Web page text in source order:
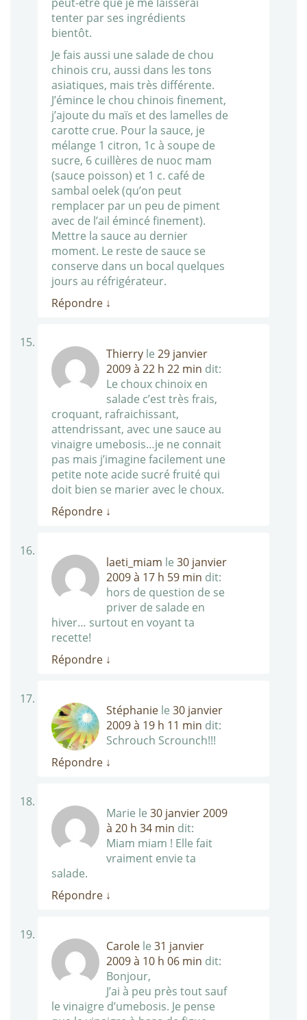
peut-être que je me laisserai
tenter par ses ingrédients
bientôt.
Je fais aussi une salade de chou
chinois cru, aussi dans les tons
asiatiques, mais très différente.
J’émince le chou chinois finement,
j’ajoute du maïs et des lamelles de
carotte crue. Pour la sauce, je
mélange 1 citron, 1c à soupe de
sucre, 6 cuillères de nuoc mam
(sauce poisson) et 1 c. café de
sambal oelek (qu’on peut
remplacer par un peu de piment
avec de l’ail émincé finement).
Mettre la sauce au dernier
moment. Le reste de sauce se
conserve dans un bocal quelques
jours au réfrigérateur.
Répondre ↓
Thierry le 29 janvier
2009 à 22 h 22 min dit:
Le choux chinoix en
salade c’est très frais,
croquant, rafraichissant,
attendrissant, avec une sauce au
vinaigre umebosis…je ne connait
pas mais j’imagine facilement une
petite note acide sucré fruité qui
doit bien se marier avec le choux.
Répondre ↓
laeti_miam le 30 janvier
2009 à 17 h 59 min dit:
hors de question de se
priver de salade en
hiver… surtout en voyant ta
recette!
Répondre ↓
Stéphanie le 30 janvier
2009 à 19 h 11 min dit:
Schrouch Scrounch!!!
Répondre ↓
Marie le 30 janvier 2009
à 20 h 34 min dit:
Miam miam ! Elle fait
vraiment envie ta
salade.
Répondre ↓
Carole le 31 janvier
2009 à 10 h 06 min dit:
Bonjour,
J’ai à peu près tout sauf
le vinaigre d’umebosis. Je pense